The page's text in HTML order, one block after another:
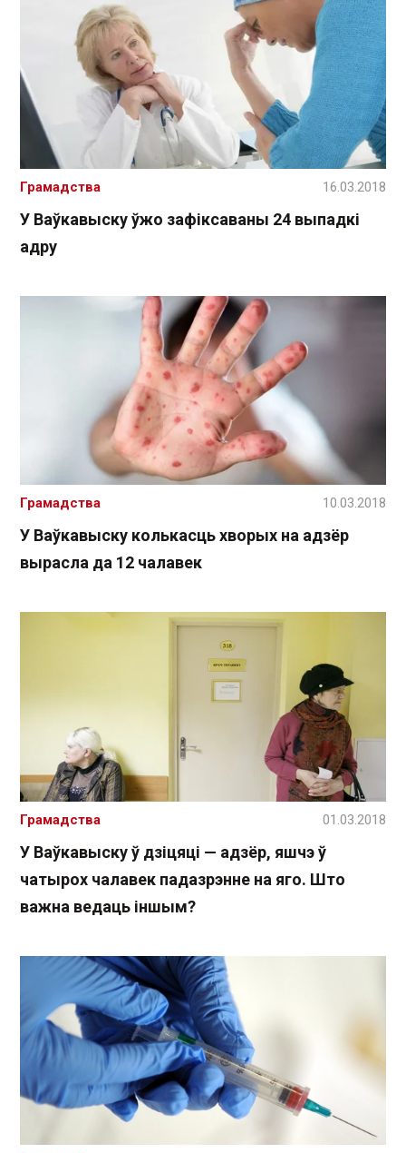
У Ваўкавыску ўжо зафіксаваны 24 выпадкі
адру
Грамадства 16.03.2018
У Ваўкавыску колькасць хворых на адзёр
вырасла да 12 чалавек
Грамадства 10.03.2018
У Ваўкавыску ў дзіцяці — адзёр, яшчэ ў
чатырох чалавек падазрэнне на яго. Што
важна ведаць іншым?
Грамадства 01.03.2018